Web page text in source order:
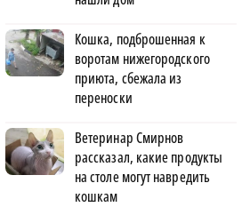
Кошка, подброшенная к
воротам нижегородского
приюта, сбежала из
переноски
Ветеринар Смирнов
рассказал, какие продукты
на столе могут навредить
кошкам